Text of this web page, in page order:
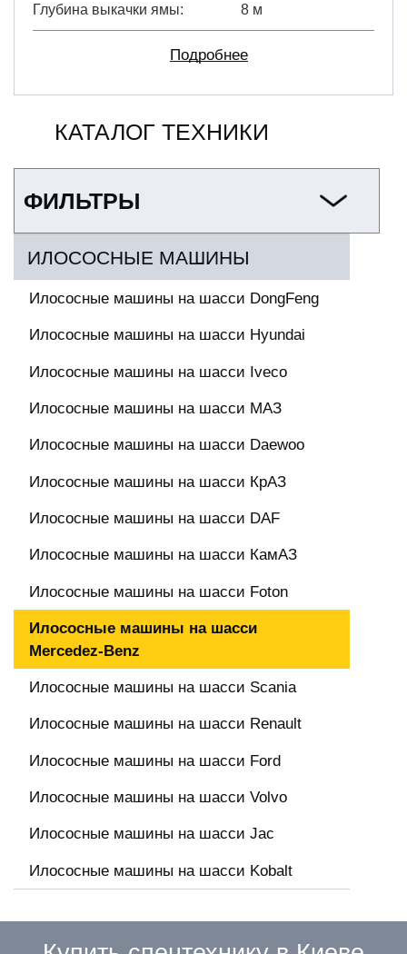
Глубина выкачки ямы 8 м
Подробнее
КАТАЛОГ ТЕХНИКИ
ФИЛЬТРЫ
ИЛОСОСНЫЕ МАШИНЫ
Илососные машины на шасси DongFeng
Илососные машины на шасси Hyundai
Илососные машины на шасси Iveco
Илососные машины на шасси МАЗ
Илососные машины на шасси Daewoo
Илососные машины на шасси КрАЗ
Илососные машины на шасси DAF
Илососные машины на шасси КамАЗ
Илососные машины на шасси Foton
Илососные машины на шасси
Mercedez-Benz
Илососные машины на шасси Scania
Илососные машины на шасси Renault
Илососные машины на шасси Ford
Илососные машины на шасси Volvo
Илососные машины на шасси Jac
Илососные машины на шасси Kobalt